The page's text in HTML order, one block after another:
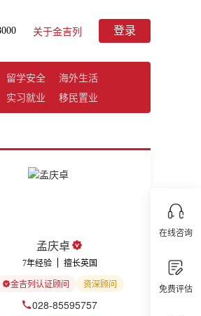
关于金吉列 登录
留学安全
海外生活
实习就业
移民置业
在线咨询
免费评估
孟庆卓
7年经验 擅长英国
金吉列认证顾问 资深顾问
028-85595757